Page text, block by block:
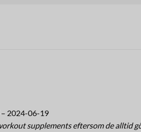
– 2024-06-19
supplements eftersom de alltid